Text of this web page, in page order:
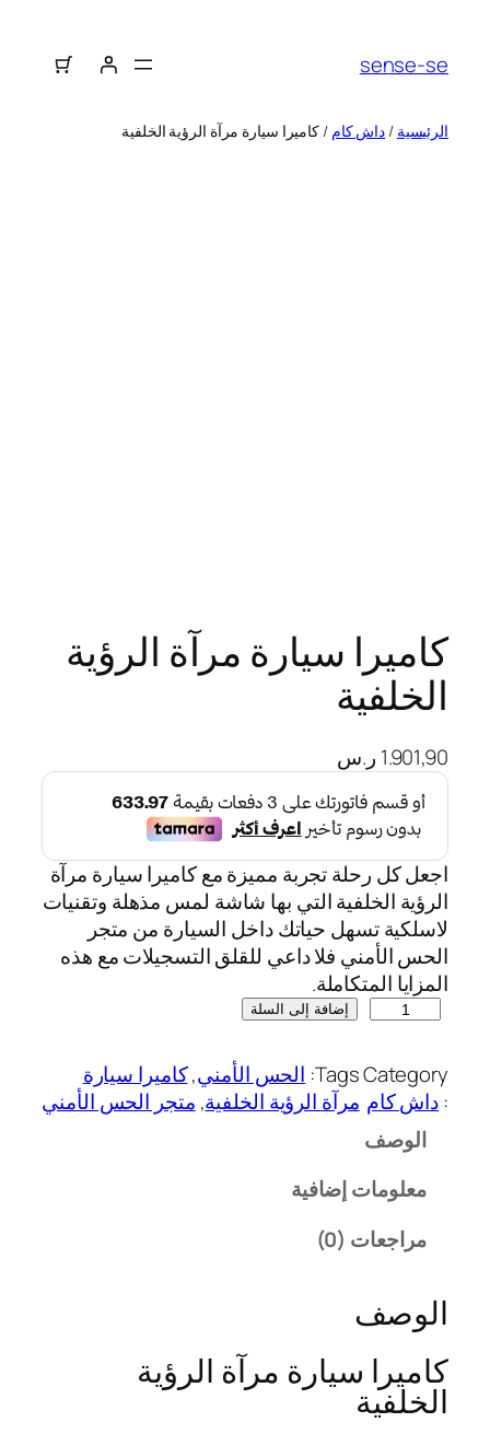
sense-se
الرئيسية / داش كام / كاميرا سيارة مرآة الرؤية الخلفية
كاميرا سيارة مرآة الرؤية
الخلفية
1.901,90 ر.س
اجعل كل رحلة تجربة مميزة مع كاميرا سيارة مرآة
الرؤية الخلفية التي بها شاشة لمس مذهلة وتقنيات
لاسلكية تسهل حياتك داخل السيارة من متجر
الحس الأمني فلا داعي للقلق التسجيلات مع هذه
المزايا المتكاملة.
إضافة إلى السلة
Category
: داش كام
Tags: الحس الأمني, كاميرا سيارة
مرآة الرؤية الخلفية, متجر الحس الأمني
الوصف
معلومات إضافية
مراجعات (0)
الوصف
كاميرا سيارة مرآة الرؤية
الخلفية